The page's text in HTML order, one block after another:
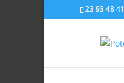
23 93 48 41